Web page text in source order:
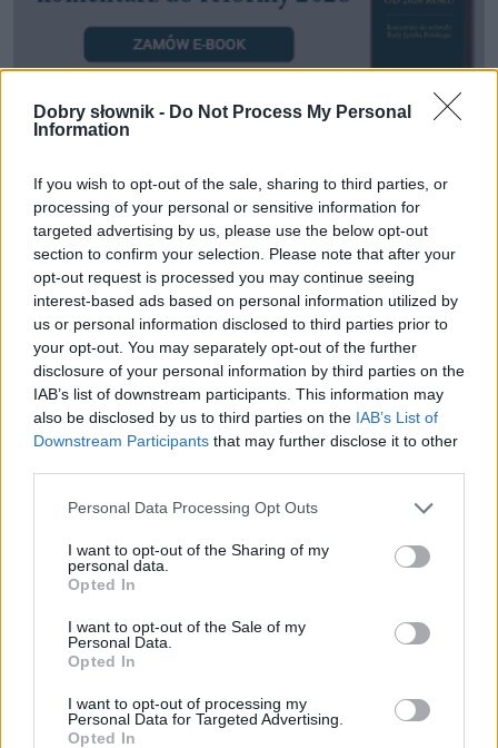
Dobry słownik - Do Not Process My Personal
Information
If you wish to opt-out of the sale, sharing to third parties, or
processing of your personal or sensitive information for
targeted advertising by us, please use the below opt-out
section to confirm your selection. Please note that after your
opt-out request is processed you may continue seeing
interest-based ads based on personal information utilized by
us or personal information disclosed to third parties prior to
your opt-out. You may separately opt-out of the further
disclosure of your personal information by third parties on the
IAB’s list of downstream participants. This information may
also be disclosed by us to third parties on the IAB’s List of
Downstream Participants that may further disclose it to other
Please note that this website/app uses one or more Google
not limited to your visit or usage behaviour. You may click to
grant or deny consent to Google and its third-party tags to
use your data for below specified purposes in below Google
consent section.
Personal Data Processing Opt Outs
I want to opt-out of the Sharing of my
personal data.
Opted In
I want to opt-out of the Sale of my
Personal Data.
Opted In
I want to opt-out of processing my
Personal Data for Targeted Advertising.
Opted In
Pozostały wątpliwości? Brakuje czegoś w haśle?
Zobacz, co zyskują abonenci Dobrego słownika.
SPRAWDŹ
Często sprawdzane
Czy stawiać przecinek?
Kiedy tego Apolla, kiedy tego Apollona, kiedy tego Apollo
czyli jeszcze o odmianie imienia
Apollo
Ciekawostki
mierzeja— Kaszubskie skojarzenia
zombie— Skąd faktycznie brali się zombie
— O imionach wieści wiele
Mogą Cię zainteresować również hasła